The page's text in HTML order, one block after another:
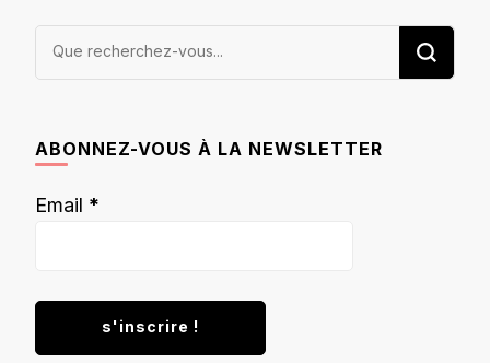
Vous
ABONNEZ-VOUS À LA NEWSLETTER
Email *